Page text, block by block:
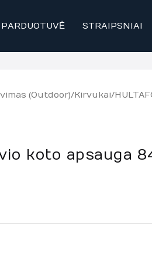
PARDUOTUVĖ STRAIPSNIAI
(Outdoor)/Kirvukai/
koto apsauga